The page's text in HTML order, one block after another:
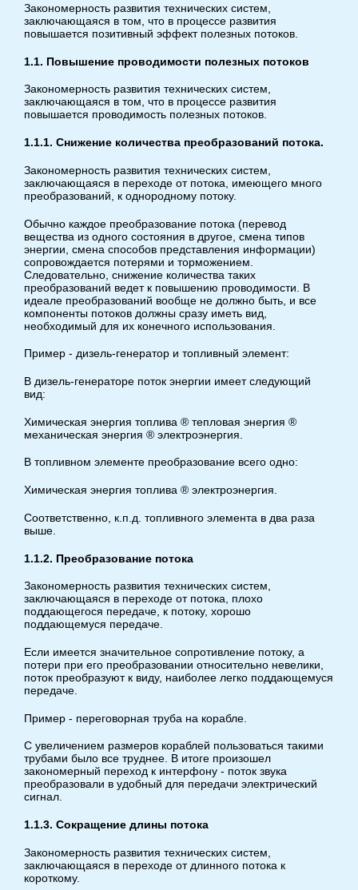
Закономерность развития технических систем,
заключающаяся в том, что в процессе развития
повышается позитивный эффект полезных потоков.
1.1. Повышение проводимости полезных потоков
Закономерность развития технических систем,
заключающаяся в том, что в процессе развития
повышается проводимость полезных потоков.
1.1.1. Снижение количества преобразований потока.
Закономерность развития технических систем,
заключающаяся в переходе от потока, имеющего много
преобразований, к однородному потоку.
Обычно каждое преобразование потока (перевод
вещества из одного состояния в другое, смена типов
энергии, смена способов представления информации)
сопровождается потерями и торможением.
Следовательно, снижение количества таких
преобразований ведет к повышению проводимости. В
идеале преобразований вообще не должно быть, и все
компоненты потоков должны сразу иметь вид,
необходимый для их конечного использования.
Пример - дизель-генератор и топливный элемент:
В дизель-генераторе поток энергии имеет следующий
вид:
Химическая энергия топлива ® тепловая энергия ®
механическая энергия ® электроэнергия.
В топливном элементе преобразование всего одно:
Химическая энергия топлива ® электроэнергия.
Соответственно, к.п.д. топливного элемента в два раза
выше.
1.1.2. Преобразование потока
Закономерность развития технических систем,
заключающаяся в переходе от потока, плохо
поддающегося передаче, к потоку, хорошо
поддающемуся передаче.
Если имеется значительное cопротивление потоку, а
потери при его преобразовании относительно невелики,
поток преобразуют к виду, наиболее легко поддающемуся
передаче.
Пример - переговорная труба на корабле.
С увеличением размеров кораблей пользоваться такими
трубами было все труднее. В итоге произошел
закономерный переход к интерфону - поток звука
преобразовали в удобный для передачи электрический
сигнал.
1.1.3. Сокращение длины потока
Закономерность развития технических систем,
заключающаяся в переходе от длинного потока к
короткому.